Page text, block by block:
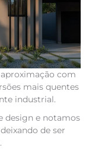
com
mais quentes
industrial.
design e notamos
de ser